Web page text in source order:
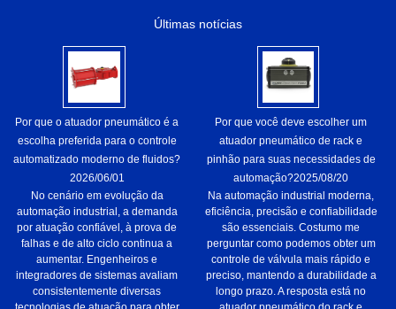
Últimas notícias
Por que o atuador pneumático é a
escolha preferida para o controle
automatizado moderno de fluidos?
2026/06/01
No cenário em evolução da
automação industrial, a demanda
por atuação confiável, à prova de
falhas e de alto ciclo continua a
aumentar. Engenheiros e
integradores de sistemas avaliam
consistentemente diversas
Por que você deve escolher um
atuador pneumático de rack e
pinhão para suas necessidades de
automação?2025/08/20
Na automação industrial moderna,
eficiência, precisão e confiabilidade
são essenciais. Costumo me
perguntar como podemos obter um
controle de válvula mais rápido e
preciso, mantendo a durabilidade a
longo prazo. A resposta está no